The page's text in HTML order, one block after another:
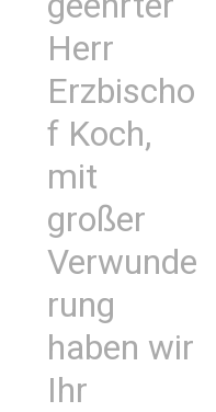
Herr
Erzbischo
f Koch,
mit
großer
Verwunde
rung
haben wir
Ihr